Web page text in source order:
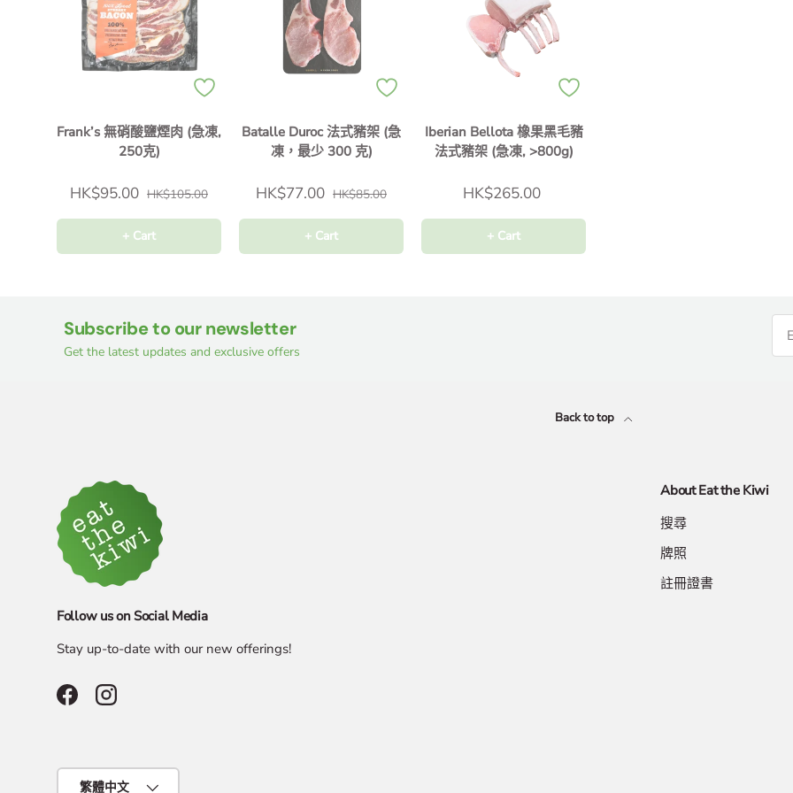
Frank’s 無硝酸鹽煙肉 (急凍,
250克)
HK$95.00 HK$105.00
+ Cart
Batalle Duroc 法式豬架 (急
凍，最少 300 克)
HK$77.00 HK$85.00
+ Cart
Iberian Bellota 橡果黑毛豬
法式豬架 (急凍, >800g)
HK$265.00
+ Cart
Subscribe to our newsletter
Get the latest updates and exclusive offers
Back to top
Follow us on Social Media
Stay up-to-date with our new offerings!
FacebookInstagram
About Eat the Kiwi
搜尋
牌照
註冊證書
Language
繁體中文